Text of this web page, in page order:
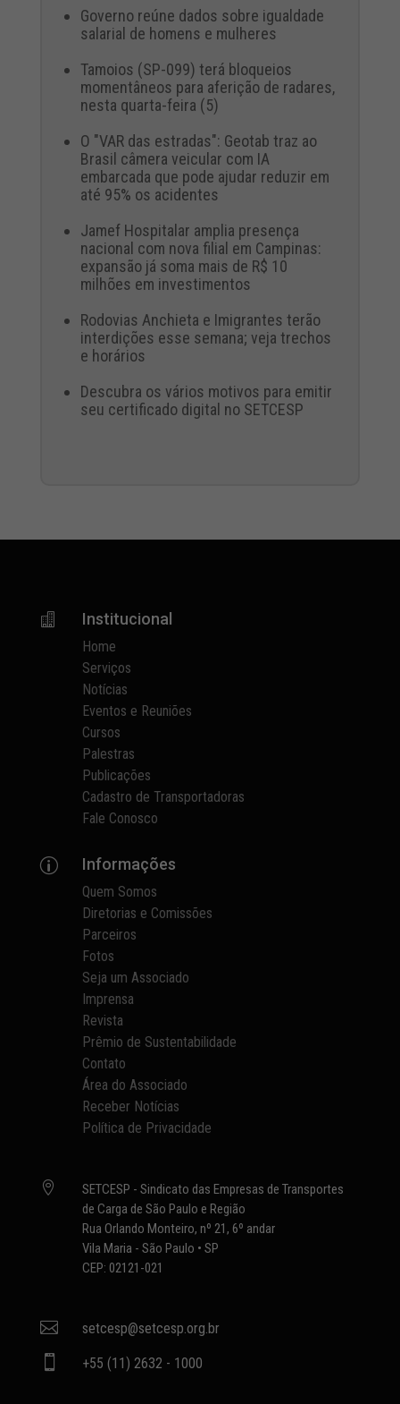
Governo reúne dados sobre igualdade
salarial de homens e mulheres
Tamoios (SP-099) terá bloqueios
momentâneos para aferição de radares,
nesta quarta-feira (5)
O "VAR das estradas": Geotab traz ao
Brasil câmera veicular com IA
embarcada que pode ajudar reduzir em
até 95% os acidentes
Jamef Hospitalar amplia presença
nacional com nova filial em Campinas:
expansão já soma mais de R$ 10
milhões em investimentos
Rodovias Anchieta e Imigrantes terão
interdições esse semana; veja trechos
e horários
Descubra os vários motivos para emitir
seu certificado digital no SETCESP
 Institucional
Home
Serviços
Notícias
Eventos e Reuniões
Cursos
Palestras
Publicações
Cadastro de Transportadoras
Fale Conosco
p Informações
Quem Somos
Diretorias e Comissões
Parceiros
Fotos
Seja um Associado
Imprensa
Revista
Prêmio de Sustentabilidade
Contato
Área do Associado
Receber Notícias
Política de Privacidade

SETCESP - Sindicato das Empresas de Transportes
de Carga de São Paulo e Região
Rua Orlando Monteiro, nº 21, 6º andar
Vila Maria - São Paulo • SP
CEP: 02121-021
 setcesp@setcesp.org.br
 +55 (11) 2632 - 1000